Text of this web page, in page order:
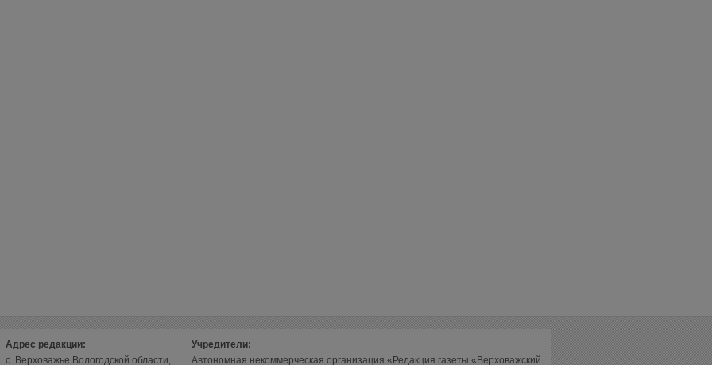
Адрес редакции:
с. Верховажье Вологодской области,
Учредители:
Автономная некоммерческая организация «Редакция газеты «Верховажский